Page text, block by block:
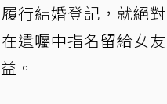
行結婚登記，就絕
遺囑中指名留給女
。